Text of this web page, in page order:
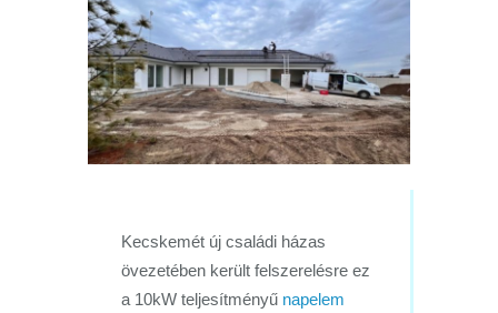
Kecskemét új családi házas
övezetében került felszerelésre ez
a 10kW teljesítményű napelem